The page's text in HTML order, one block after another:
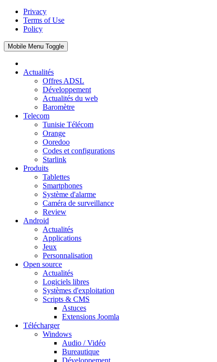
Privacy
Terms of Use
Policy
Mobile Menu Toggle
Actualités
Offres ADSL
Développement
Actualités du web
Baromètre
Telecom
Tunisie Télécom
Orange
Ooredoo
Codes et configurations
Starlink
Produits
Tablettes
Smartphones
Système d'alarme
Caméra de surveillance
Review
Android
Actualités
Applications
Jeux
Personnalisation
Open source
Actualités
Logiciels libres
Systèmes d'exploitation
Scripts & CMS
Astuces
Extensions Joomla
Télécharger
Windows
Audio / Vidéo
Bureautique